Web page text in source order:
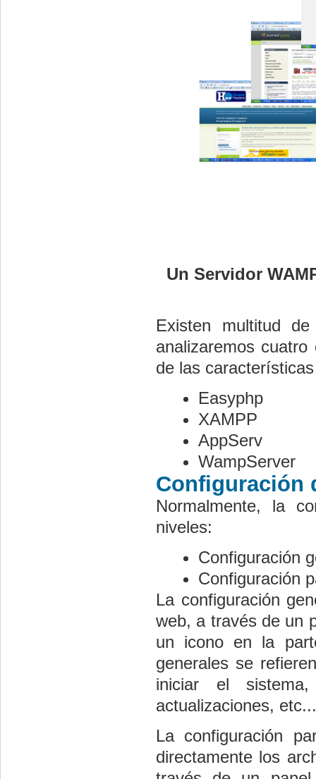
Un Servidor
Existen multitud
analizaremos
de las
Easyphp
XAMPP
AppServ
WampServer
Configuración
Normalmente, la
niveles:
Configuración
Configuración
La configuración
web, a través de un
un icono en la
generales se
iniciar el
actualizaciones, etc...
La configuración
directamente los